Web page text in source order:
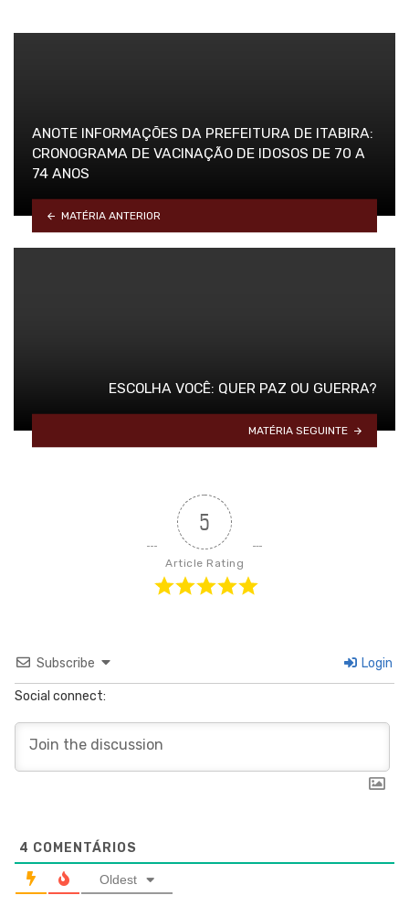
ANOTE INFORMAÇÕES DA PREFEITURA DE ITABIRA:
CRONOGRAMA DE VACINAÇÃO DE IDOSOS DE 70 A
74 ANOS
MATÉRIA ANTERIOR
ESCOLHA VOCÊ: QUER PAZ OU GUERRA?
MATÉRIA SEGUINTE
5
Article Rating
Subscribe Login
Social connect:
4 COMENTÁRIOS
Oldest